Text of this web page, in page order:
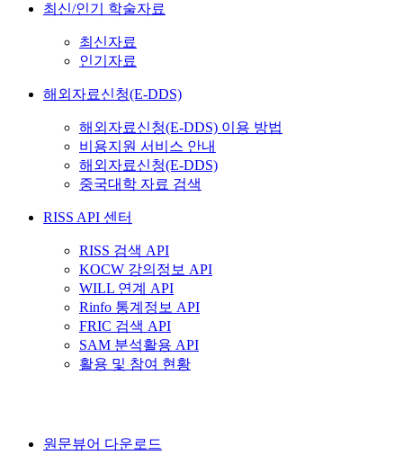
최신/인기 학술자료
최신자료
인기자료
해외자료신청(E-DDS)
해외자료신청(E-DDS) 이용 방법
비용지원 서비스 안내
해외자료신청(E-DDS)
중국대학 자료 검색
RISS API 센터
RISS 검색 API
KOCW 강의정보 API
WILL 연계 API
Rinfo 통계정보 API
FRIC 검색 API
SAM 분석활용 API
활용 및 참여 현황
원문뷰어 다운로드